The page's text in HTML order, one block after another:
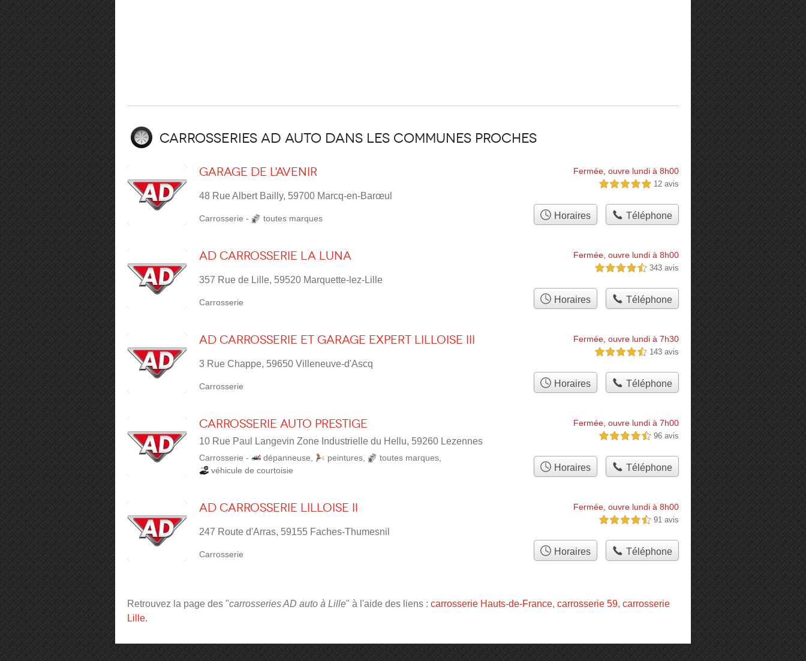
Carrosseries AD auto dans les communes proches
Garage de l'Avenir
48 Rue Albert Bailly, 59700 Marcq-en-Barœul
Fermée, ouvre lundi à 8h00
5,0 étoiles sur 5 12 avis
Carrosserie - toutes marques Horaires Téléphone
AD Carrosserie LA LUNA
357 Rue de Lille, 59520 Marquette-lez-Lille
Fermée, ouvre lundi à 8h00
4,5 étoiles sur 5 343 avis
Carrosserie Horaires Téléphone
AD Carrosserie et Garage Expert LILLOISE III
3 Rue Chappe, 59650 Villeneuve-d'Ascq
Fermée, ouvre lundi à 7h30
4,5 étoiles sur 5 143 avis
Carrosserie Horaires Téléphone
Carrosserie Auto Prestige
10 Rue Paul Langevin Zone Industrielle du Hellu, 59260 Lezennes
Fermée, ouvre lundi à 7h00
4,5 étoiles sur 5 96 avis
Carrosserie - dépanneuse peintures toutes marques
véhicule de courtoisie
Horaires Téléphone
AD Carrosserie LILLOISE II
247 Route d'Arras, 59155 Faches-Thumesnil
Fermée, ouvre lundi à 8h00
4,5 étoiles sur 5 91 avis
Carrosserie Horaires Téléphone
Retrouvez la page des "carrosseries AD auto à Lille" à l'aide des liens : carrosserie Hauts-de-France, carrosserie 59, carrosserie
Lille.